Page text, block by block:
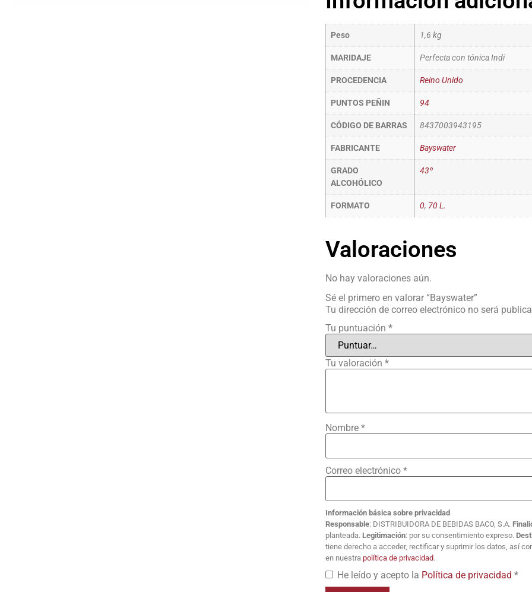
Peso 1,6 kg
MARIDAJE Perfecta con tónica Indi
PROCEDENCIA Reino Unido
PUNTOS PEÑIN 94
CÓDIGO DE BARRAS 8437003943195
FABRICANTE Bayswater
GRADO
ALCOHÓLICO
43º
FORMATO 0, 70 L.
Valoraciones
No hay valoraciones aún.
Sé el primero en valorar “Bayswater”
Tu dirección de correo electrónico no será
Tu puntuación *
Tu valoración *
Nombre *
Correo electrónico *
Información básica sobre privacidad
Responsable: DISTRIBUIDORA DE BEBIDAS BACO, S.A.
planteada. Legitimación: por su consentimiento expreso.
tiene derecho a acceder, rectificar y suprimir los datos, así
en nuestra política de privacidad.
He leído y acepto la Política de privacidad *